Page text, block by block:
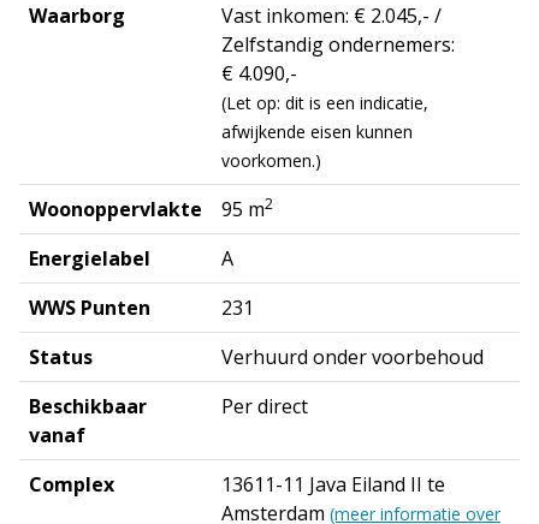
Waarborg
Vast inkomen: € 2.045,- /
Zelfstandig ondernemers:
€ 4.090,-
(Let op: dit is een indicatie,
afwijkende eisen kunnen
voorkomen.)
Woonoppervlakte 95 m2
Energielabel
A
WWS Punten
231
Status
Verhuurd onder voorbehoud
Beschikbaar
vanaf
Per direct
Complex
13611-11 Java Eiland II te
Amsterdam (meer informatie over